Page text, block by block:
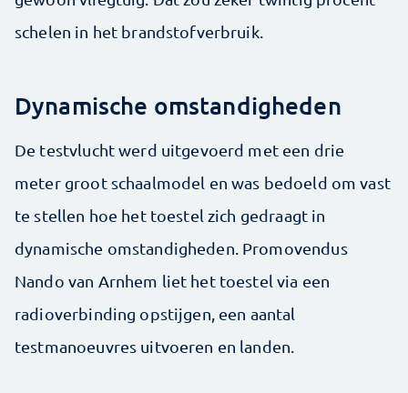
schelen in het brandstofverbruik.
Dynamische omstandigheden
De testvlucht werd uitgevoerd met een drie
meter groot schaalmodel en was bedoeld om vast
te stellen hoe het toestel zich gedraagt in
dynamische omstandigheden. Promovendus
Nando van Arnhem liet het toestel via een
radioverbinding opstijgen, een aantal
testmanoeuvres uitvoeren en landen.